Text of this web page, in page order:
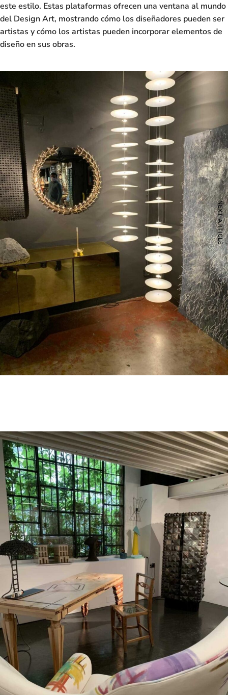
este estilo. Estas plataformas ofrecen una ventana al mundo
del Design Art, mostrando cómo los diseñadores pueden ser
artistas y cómo los artistas pueden incorporar elementos de
diseño en sus obras.
NEXT ARTICLE